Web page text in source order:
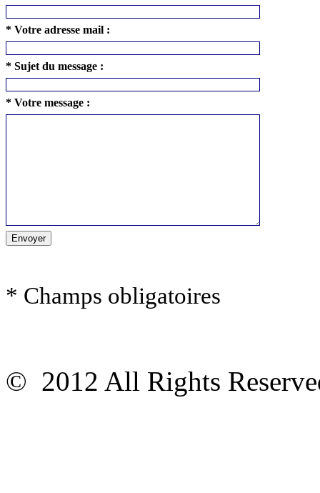
* Votre adresse mail :
* Sujet du message :
* Votre message :
* Champs obligatoires
© 2012 All Rights